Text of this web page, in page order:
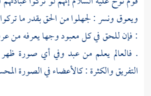
ويعوق ونسر : لجهلوا من الحق بقدر ما
: فإن للحق في كل معبود وجها يعرفه من
. فالعالم يعلم من عبد وفي أي صورة
التفريق والكثرة : كالأعضاء في الصورة